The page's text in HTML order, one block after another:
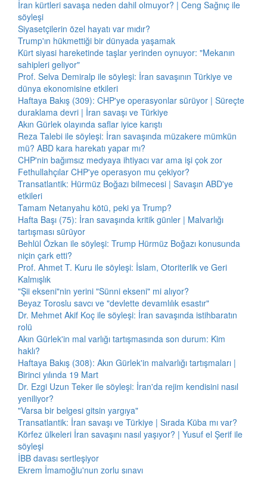
İran kürtleri savaşa neden dahil olmuyor? | Ceng Sağnıç ile
söyleşi
Siyasetçilerin özel hayatı var mıdır?
Trump'ın hükmettiği bir dünyada yaşamak
Kürt siyasi hareketinde taşlar yerinden oynuyor: "Mekanın
sahipleri geliyor"
Prof. Selva Demiralp ile söyleşi: İran savaşının Türkiye ve
dünya ekonomisine etkileri
Haftaya Bakış (309): CHP'ye operasyonlar sürüyor | Süreçte
duraklama devri | İran savaşı ve Türkiye
Akın Gürlek olayında saflar iyice karıştı
Reza Talebi ile söyleşi: İran savaşında müzakere mümkün
mü? ABD kara harekatı yapar mı?
CHP'nin bağımsız medyaya ihtiyacı var ama işi çok zor
Fethullahçılar CHP'ye operasyon mu çekiyor?
Transatlantik: Hürmüz Boğazı bilmecesi | Savaşın ABD'ye
etkileri
Tamam Netanyahu kötü, peki ya Trump?
Hafta Başı (75): İran savaşında kritik günler | Malvarlığı
tartışması sürüyor
Behlül Özkan ile söyleşi: Trump Hürmüz Boğazı konusunda
niçin çark etti?
Prof. Ahmet T. Kuru ile söyleşi: İslam, Otoriterlik ve Geri
Kalmışlık
"Şii ekseni"nin yerini "Sünni ekseni" mi alıyor?
Beyaz Toroslu savcı ve "devlette devamlılık esastır"
Dr. Mehmet Akif Koç ile söyleşi: İran savaşında istihbaratın
rolü
Akın Gürlek'in mal varlığı tartışmasında son durum: Kim
haklı?
Haftaya Bakış (308): Akın Gürlek'in malvarlığı tartışmaları |
Birinci yılında 19 Mart
Dr. Ezgi Uzun Teker ile söyleşi: İran'da rejim kendisini nasıl
yeniliyor?
"Varsa bir belgesi gitsin yargıya"
Transatlantik: İran savaşı ve Türkiye | Sırada Küba mı var?
Körfez ülkeleri İran savaşını nasıl yaşıyor? | Yusuf el Şerif ile
söyleşi
İBB davası sertleşiyor
Ekrem İmamoğlu'nun zorlu sınavı